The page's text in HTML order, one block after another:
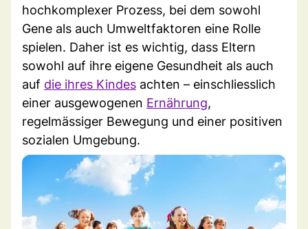
hochkomplexer Prozess, bei dem sowohl
Gene als auch Umweltfaktoren eine Rolle
spielen. Daher ist es wichtig, dass Eltern
sowohl auf ihre eigene Gesundheit als auch
auf die ihres Kindes achten – einschliesslich
einer ausgewogenen Ernährung,
regelmässiger Bewegung und einer positiven
sozialen Umgebung.